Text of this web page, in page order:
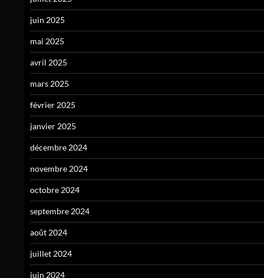
juin 2025
mai 2025
avril 2025
mars 2025
février 2025
janvier 2025
décembre 2024
novembre 2024
octobre 2024
septembre 2024
août 2024
juillet 2024
juin 2024